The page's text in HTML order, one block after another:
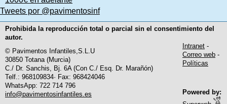
Tweets por @pavimentosinf
Prohibida la reproducción total o parcial sin el consentimiento del
autor.
© Pavimentos Infantiles,S.L.U
30850 Totana (Murcia)
C./ Dr. Sanchis, Bj. 6A (Con C./ Esq. Dr. Marañón)
Telf.: 968109834· Fax: 968424046
WhatsApp: 722 714 796
info@pavimentosinfantiles.es
Intranet -
Correo web -
Políticas
Powered by: